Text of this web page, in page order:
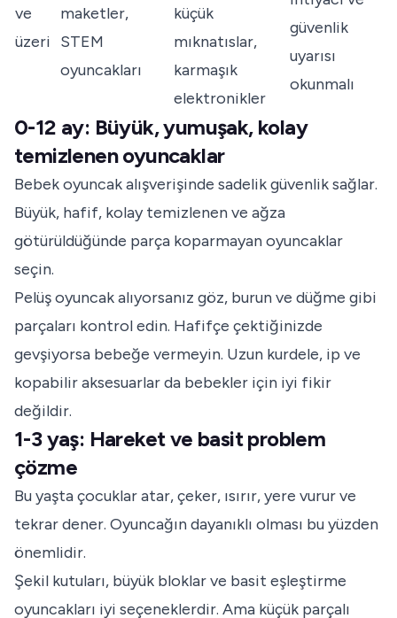
ve
üzeri
maketler,
STEM
oyuncakları
küçük
mıknatıslar,
karmaşık
elektronikler
güvenlik
uyarısı
okunmalı
0-12 ay: Büyük, yumuşak, kolay
temizlenen oyuncaklar
Bebek oyuncak alışverişinde sadelik güvenlik sağlar.
Büyük, hafif, kolay temizlenen ve ağza
götürüldüğünde parça koparmayan oyuncaklar
seçin.
Pelüş oyuncak alıyorsanız göz, burun ve düğme gibi
parçaları kontrol edin. Hafifçe çektiğinizde
gevşiyorsa bebeğe vermeyin. Uzun kurdele, ip ve
kopabilir aksesuarlar da bebekler için iyi fikir
değildir.
1-3 yaş: Hareket ve basit problem
çözme
Bu yaşta çocuklar atar, çeker, ısırır, yere vurur ve
tekrar dener. Oyuncağın dayanıklı olması bu yüzden
önemlidir.
Şekil kutuları, büyük bloklar ve basit eşleştirme
oyuncakları iyi seçeneklerdir. Ama küçük parçalı